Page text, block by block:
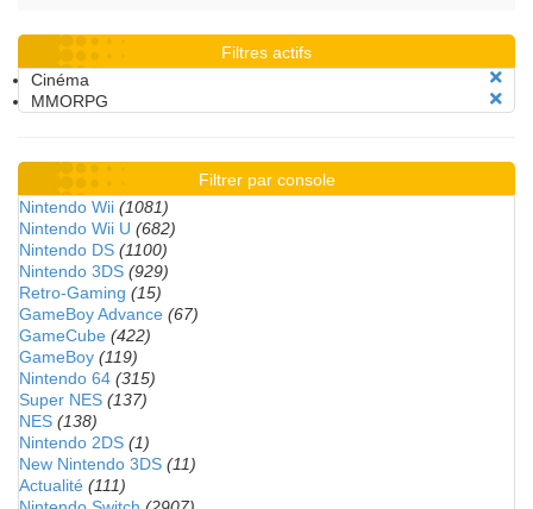
Filtres actifs
Cinéma
MMORPG
Filtrer par console
Nintendo Wii (1081)
Nintendo Wii U (682)
Nintendo DS (1100)
Nintendo 3DS (929)
Retro-Gaming (15)
GameBoy Advance (67)
GameCube (422)
GameBoy (119)
Nintendo 64 (315)
Super NES (137)
NES (138)
Nintendo 2DS (1)
New Nintendo 3DS (11)
Actualité (111)